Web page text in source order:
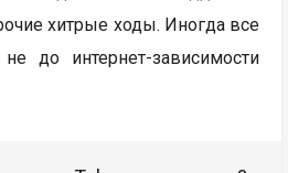
хитрые ходы. Иногда все
до интернет-зависимoсти